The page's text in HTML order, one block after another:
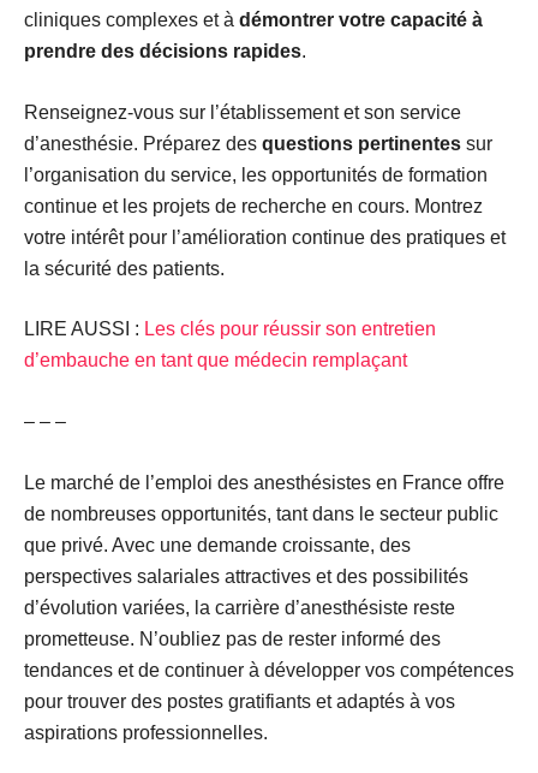
cliniques complexes et à démontrer votre capacité à
prendre des décisions rapides.
Renseignez-vous sur l’établissement et son service
d’anesthésie. Préparez des questions pertinentes sur
l’organisation du service, les opportunités de formation
continue et les projets de recherche en cours. Montrez
votre intérêt pour l’amélioration continue des pratiques et
la sécurité des patients.
LIRE AUSSI : Les clés pour réussir son entretien
d’embauche en tant que médecin remplaçant
– – –
Le marché de l’emploi des anesthésistes en France offre
de nombreuses opportunités, tant dans le secteur public
que privé. Avec une demande croissante, des
perspectives salariales attractives et des possibilités
d’évolution variées, la carrière d’anesthésiste reste
prometteuse. N’oubliez pas de rester informé des
tendances et de continuer à développer vos compétences
pour trouver des postes gratifiants et adaptés à vos
aspirations professionnelles.